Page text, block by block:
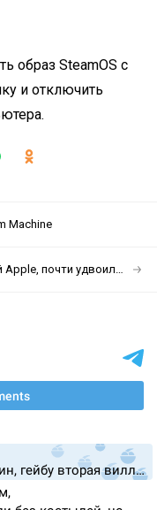
образ SteamOS с
и отключить
Machine
почти удвоилась